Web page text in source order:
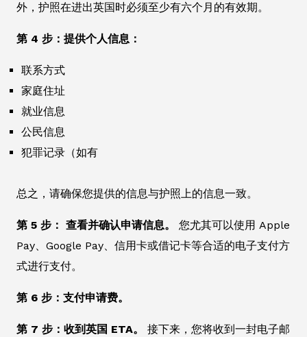
外，护照在进出英国时必须至少有六个月的有效期。
第 4 步：提供个人信息：
联系方式
家庭住址
就业信息
公民信息
犯罪记录（如有
总之，请确保您提供的信息与护照上的信息一致。
第 5 步： 查看并确认申请信息。
您尤其可以使用 Apple
Pay、Google Pay、信用卡或借记卡等合适的电子支付方
式进行支付。
第 6 步：支付申请费。
第 7 步：收到英国 ETA。 接下来，您将收到一封电子邮